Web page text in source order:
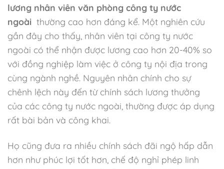
lương nhân viên văn phòng công ty nước
ngoài thường cao hơn đáng kể. Một nghiên cứu
gần đây cho thấy, nhân viên tại công ty nước
ngoài có thể nhận được lương cao hơn 20-40% so
với đồng nghiệp làm việc ở công ty nội địa trong
cùng ngành nghề. Nguyên nhân chính cho sự
chênh lệch này đến từ chính sách lương thưởng
của các công ty nước ngoài, thường được áp dụng
rất bài bản và công khai.
Họ cũng đưa ra nhiều chính sách đãi ngộ hấp dẫn
hơn như phúc lợi tốt hơn, chế độ nghỉ phép linh